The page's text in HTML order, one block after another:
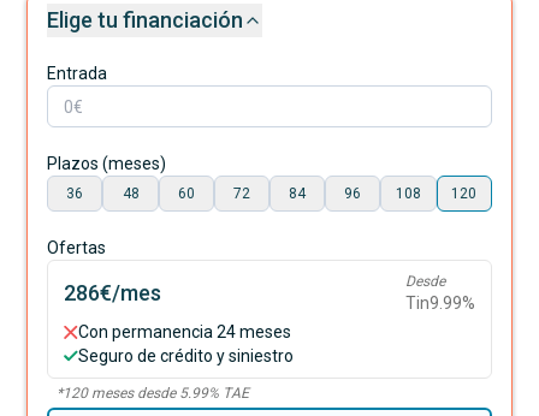
Elige tu financiación
Entrada
Plazos (meses)
36 48 60 72 84 96 108 120
Ofertas
286€/mes Desde
Tin9.99%
Con permanencia 24 meses
Seguro de crédito y siniestro
*120meses desde 5.99% TAE